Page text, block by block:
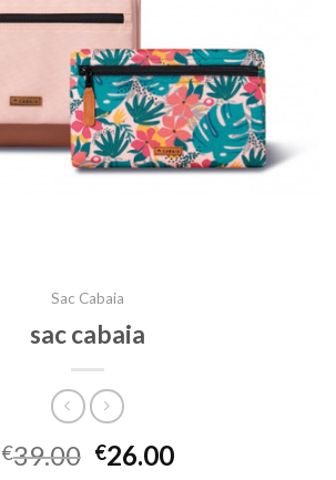
Sac Cabaia
sac cabaia
€39.00 €26.00